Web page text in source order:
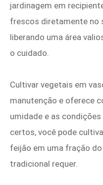
jardinagem em
frescos diretamente no
liberando uma área
o cuidado.
Cultivar vegetais em
manutenção e oferece
umidade e as
certos, você pode
feijão em uma fração
tradicional requer.